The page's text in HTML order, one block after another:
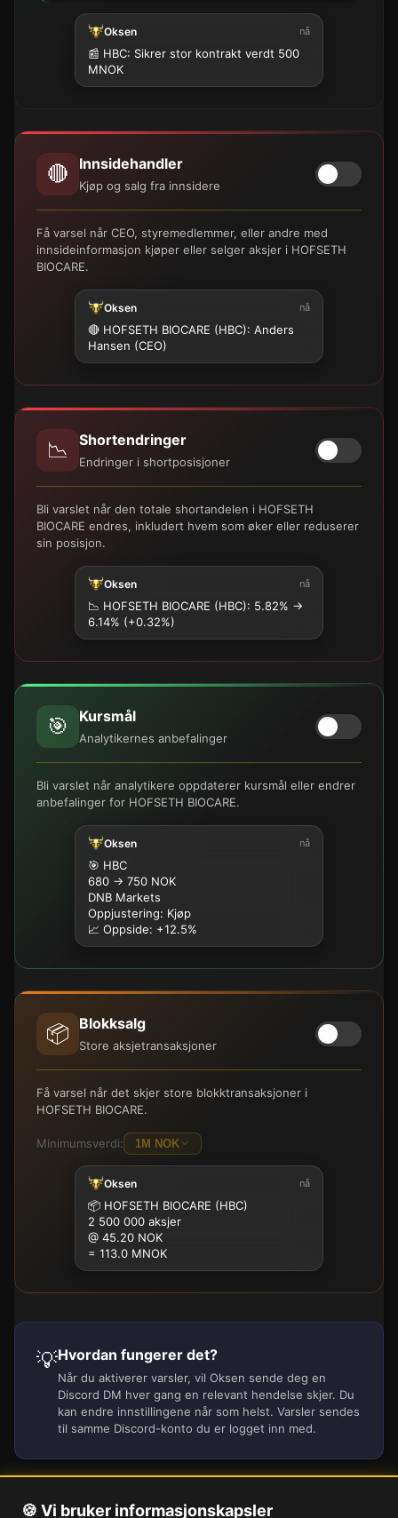
Oksen nå
📰 HBC: Sikrer stor kontrakt verdt 500
MNOK
🔴 Innsidehandler
Kjøp og salg fra innsidere
Få varsel når CEO, styremedlemmer, eller andre med
innsideinformasjon kjøper eller selger aksjer i HOFSETH
BIOCARE.
Oksen nå
🔴 HOFSETH BIOCARE (HBC): Anders
Hansen (CEO)
📉 Shortendringer
Endringer i shortposisjoner
Bli varslet når den totale shortandelen i HOFSETH
BIOCARE endres, inkludert hvem som øker eller reduserer
sin posisjon.
Oksen nå
📉 HOFSETH BIOCARE (HBC): 5.82% →
6.14% (+0.32%)
🎯 Kursmål
Analytikernes anbefalinger
Bli varslet når analytikere oppdaterer kursmål eller endrer
anbefalinger for HOFSETH BIOCARE.
Oksen nå
🎯 HBC
680 → 750 NOK
DNB Markets
Oppjustering: Kjøp
📈 Oppside: +12.5%
📦 Blokksalg
Store aksjetransaksjoner
Få varsel når det skjer store blokktransaksjoner i
HOFSETH BIOCARE.
Minimumsverdi: 1M NOK
500K
Oksen nå
📦 HOFSETH BIOCARE (HBC)
2 500 000 aksjer
@ 45.20 NOK
= 113.0 MNOK
💡Hvordan fungerer det?
Når du aktiverer varsler, vil Oksen sende deg en
Discord DM hver gang en relevant hendelse skjer. Du
kan endre innstillingene når som helst. Varsler sendes
til samme Discord-konto du er logget inn med.
🍪 Vi bruker informasjonskapsler